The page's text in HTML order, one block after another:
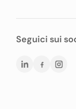
Seguici sui